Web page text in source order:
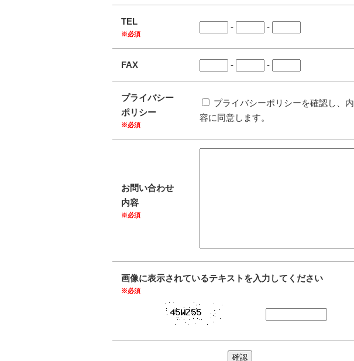
TEL
※必須
- -
FAX - -
プライバシー
ポリシー
※必須
プライバシーポリシーを確認し、内
容に同意します。
お問い合わせ
内容
※必須
画像に表示されているテキストを入力してください
※必須